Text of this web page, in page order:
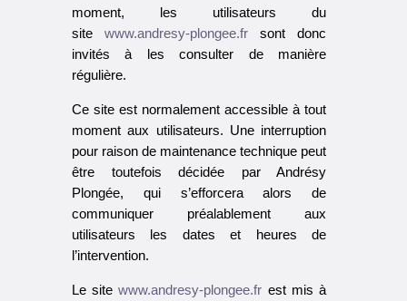
moment, les utilisateurs du
site www.andresy-plongee.fr sont donc
invités à les consulter de manière
régulière.
Ce site est normalement accessible à tout
moment aux utilisateurs. Une interruption
pour raison de maintenance technique peut
être toutefois décidée par Andrésy
Plongée, qui s’efforcera alors de
communiquer préalablement aux
utilisateurs les dates et heures de
l’intervention.
Le sitewww.andresy-plongee.fr est mis à